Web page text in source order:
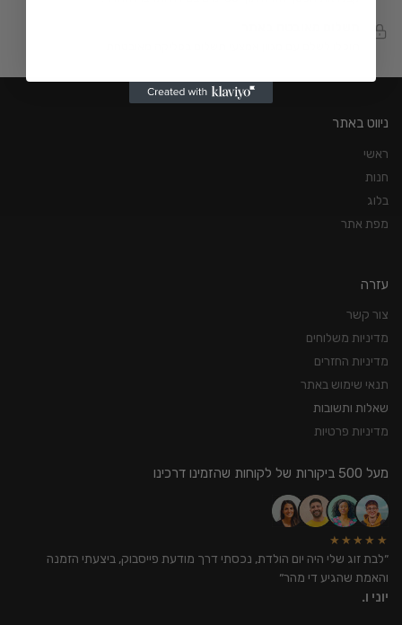
ניווט באתר
ראשי
חנות
בלוג
מפת אתר
עזרה
צור קשר
מדיניות משלוחים
מדיניות החזרים
תנאי שימוש באתר
שאלות ותשובות
מדיניות פרטיות
מעל 500 ביקורות של לקוחות שהזמינו דרכינו
★★★★★
״לבת זוג שלי היה יום הולדת, נכסתי דרך מודעת פייסבוק, ביצעתי הזמנה
והאמת שהגיע די מהר״
יוני ו.